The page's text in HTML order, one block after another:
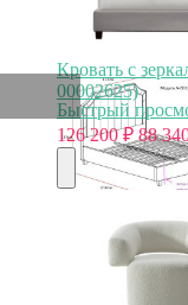
Кровать с
00002625)
Быстрый
126 200₽ 88